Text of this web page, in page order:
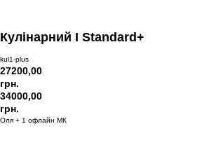
Кулінарний I Standard+
kul1-plus
27200,00
грн.
34000,00
грн.
Оля + 1 офлайн МК